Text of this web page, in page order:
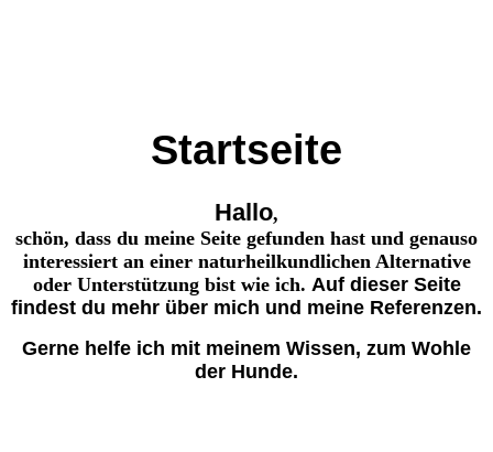
Startseite
Hallo,
schön, dass du meine Seite gefunden hast und genauso
interessiert an einer naturheilkundlichen Alternative
oder Unterstützung bist wie ich. Auf dieser Seite
findest du mehr über mich und meine Referenzen.
Gerne helfe ich mit meinem Wissen, zum Wohle
der Hunde.